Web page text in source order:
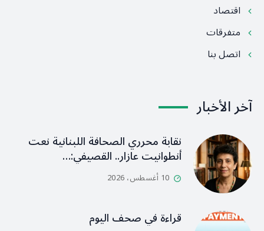
اقتصاد
متفرقات
اتصل بنا
آخر الأخبار
نقابة محرري الصحافة اللبنانية نعت
أنطوانيت عازار.. القصيفي:…
10 أغسطس، 2026
قراءة في صحف اليوم